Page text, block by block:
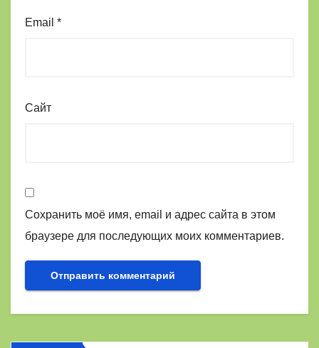
Email *
Сайт
Сохранить моё имя, email и адрес сайта в этом
браузере для последующих моих комментариев.